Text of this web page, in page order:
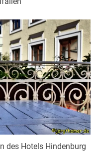
des Hotels Hindenburg